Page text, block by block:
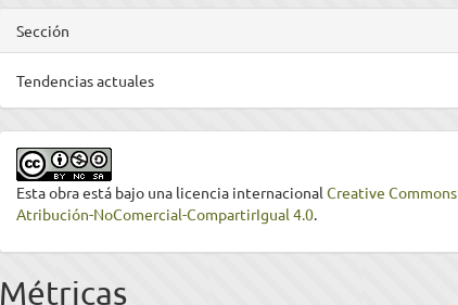
Sección
Tendencias actuales
Esta obra está bajo una licencia internacionalCreative Commons
Atribución-NoComercial-CompartirIgual 4.0.
Métricas